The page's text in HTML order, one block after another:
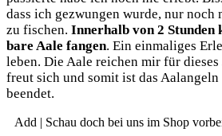
dass ich gezwun­gen wur­de, nur noch
zu fischen. Inner­halb von 2
ba­re Aale fan­gen. Ein ein­ma­li­ges
le­ben. Die Aale rei­chen mir für die­ses
freut sich und somit ist das
beendet.
Add | Schau doch bei uns im Shop